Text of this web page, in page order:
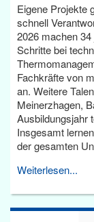
Eigene Projekte
schnell
2026 machen
Schritte bei
Fachkräfte von
an. Weitere
Meinerzhagen,
Ausbildungsjahr
Insgesamt
der gesamten
Weiterlesen...